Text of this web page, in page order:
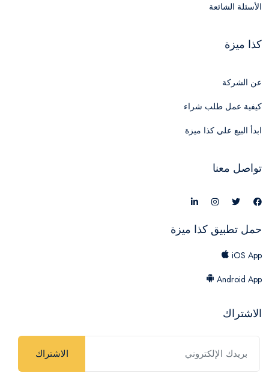
الأسئلة الشائعة
كذا ميزة
عن الشركة
كيفية عمل طلب شراء
ابدأ البيع علي كذا ميزة
تواصل معنا
حمل تطبيق كذا ميزة
iOS App
Android App
الاشتراك
الاشتراك